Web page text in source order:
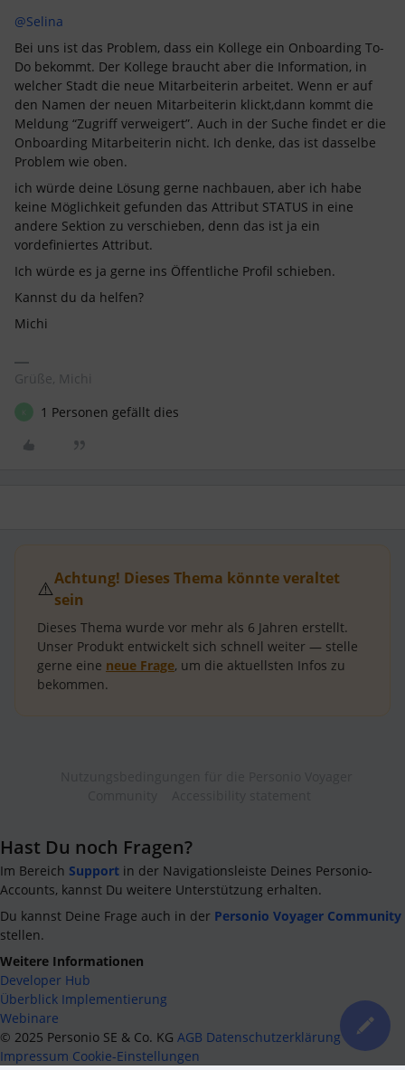
@Selina
Bei uns ist das Problem, dass ein Kollege ein Onboarding To-
Do bekommt. Der Kollege braucht aber die Information, in
welcher Stadt die neue Mitarbeiterin arbeitet. Wenn er auf
den Namen der neuen Mitarbeiterin klickt,dann kommt die
Meldung “Zugriff verweigert”. Auch in der Suche findet er die
Onboarding Mitarbeiterin nicht. Ich denke, das ist dasselbe
Problem wie oben.
ich würde deine Lösung gerne nachbauen, aber ich habe
keine Möglichkeit gefunden das Attribut STATUS in eine
andere Sektion zu verschieben, denn das ist ja ein
vordefiniertes Attribut.
Ich würde es ja gerne ins Öffentliche Profil schieben.
Kannst du da helfen?
Michi
Grüße, Michi
1 Personen gefällt dies
⚠️Achtung! Dieses Thema könnte veraltet
sein
Dieses Thema wurde vor mehr als 6 Jahren erstellt.
Unser Produkt entwickelt sich schnell weiter — stelle
gerne eine neue Frage, um die aktuellsten Infos zu
bekommen.
Hast Du noch Fragen?
Im Bereich Support in der Navigationsleiste Deines Personio-
Accounts, kannst Du weitere Unterstützung erhalten.
Du kannst Deine Frage auch in der Personio Voyager Community
stellen.
Weitere Informationen
Developer Hub
Überblick Implementierung
Webinare
© 2025 Personio SE & Co. KG AGB Datenschutzerklärung
Impressum Cookie-Einstellungen